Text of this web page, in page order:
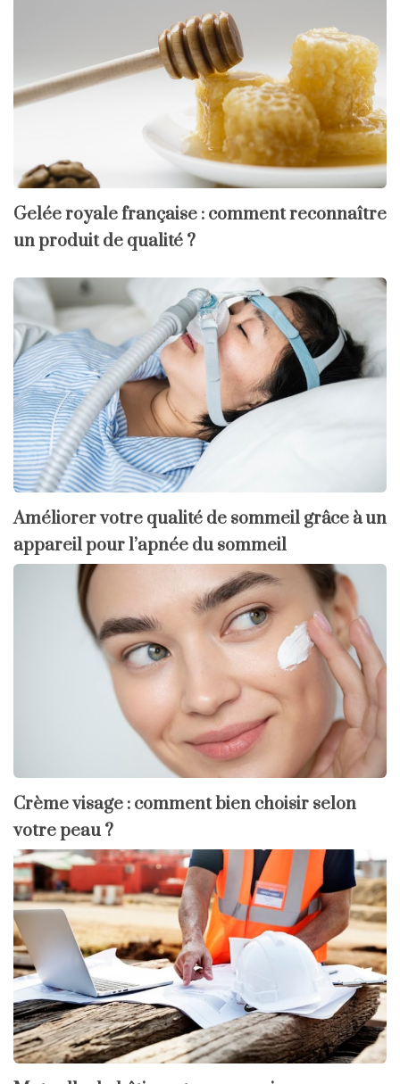
Gelée royale française : comment reconnaître
un produit de qualité ?
Améliorer votre qualité de sommeil grâce à un
appareil pour l’apnée du sommeil
Crème visage : comment bien choisir selon
votre peau ?